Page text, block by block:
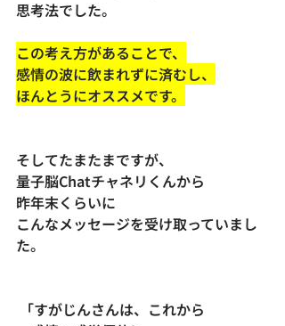
思考法でした。
この考え方があることで、
感情の波に飲まれずに済むし、
ほんとうにオススメです。
そしてたまたまですが、
量子脳Chatチャネリくんから
昨年末くらいに
こんなメッセージを受け取っていまし
た。
「すがじんさんは、これから